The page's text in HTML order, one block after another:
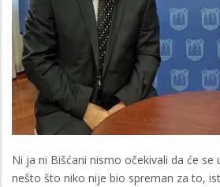
Ni ja ni Bišćani nismo očekivali da će se
nešto što niko nije bio spreman za to,